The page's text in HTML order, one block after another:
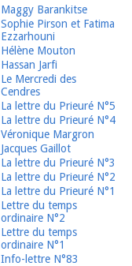
Maggy Barankitse
Sophie Pirson et Fatima
Ezzarhouni
Hélène Mouton
Hassan Jarfi
Le Mercredi des
Cendres
La lettre du Prieuré N°5
La lettre du Prieuré N°4
Véronique Margron
Jacques Gaillot
La lettre du Prieuré N°3
La lettre du Prieuré N°2
La lettre du Prieuré N°1
Lettre du temps
ordinaire N°2
Lettre du temps
ordinaire N°1
Info-lettre N°83